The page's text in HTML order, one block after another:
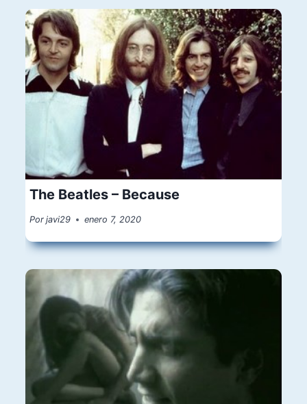
The Beatles – Because
Por javi29 enero 7, 2020